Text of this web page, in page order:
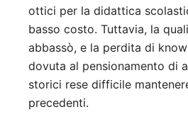
ottici per la didattica
basso costo. Tuttavia, la
abbassò, e la perdita di
dovuta al pensionamento di
storici rese difficile
precedenti.